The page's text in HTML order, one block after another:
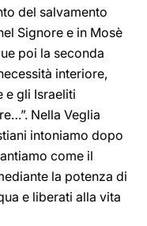
del salvamento
Signore e in Mosè
poi la seconda
interiore,
e gli Israeliti
Nella Veglia
intoniamo dopo
come il
la potenza di
e liberati alla vita